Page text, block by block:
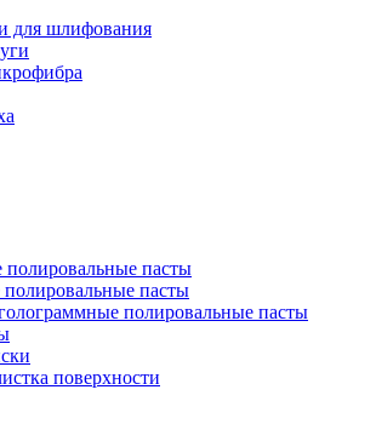
для шлифования
пасты
пасты
полировальные пасты
поверхности